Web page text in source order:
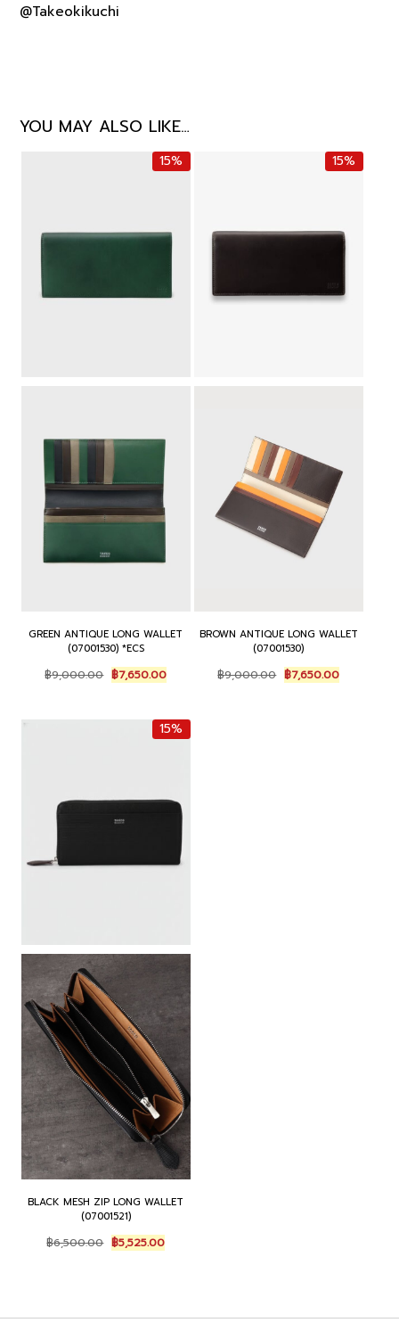
@Takeokikuchi
YOU MAY ALSO LIKE…
15%
GREEN ANTIQUE LONG WALLET
(07001530) *ECS
฿9,000.00 Original
price
฿9,000.00.
฿7,650.00Current
price
฿7,650.00.
15%
BROWN ANTIQUE LONG WALLET
(07001530)
฿9,000.00 Original
price
฿7,650.00Current
price
15%
BLACK MESH ZIP LONG WALLET
(07001521)
฿6,500.00 Original
price
฿5,525.00Current
price